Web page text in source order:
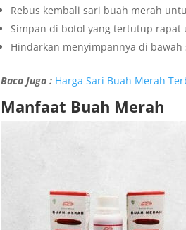
Rebus kembali sari buah merah
Simpan di botol yang tertutup
Hindarkan menyimpannya di
Baca Juga : Harga Sari Buah Merah
Manfaat Buah Merah